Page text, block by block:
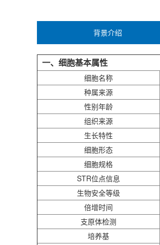
背景介绍
一、细胞基本属性
细胞名称
种属来源
性别年龄
组织来源
生长特性
细胞形态
细胞规格
STR位点信息
生物安全等级
倍增时间
支原体检测
培养基